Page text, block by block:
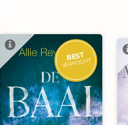
BEST
VERKOCHT